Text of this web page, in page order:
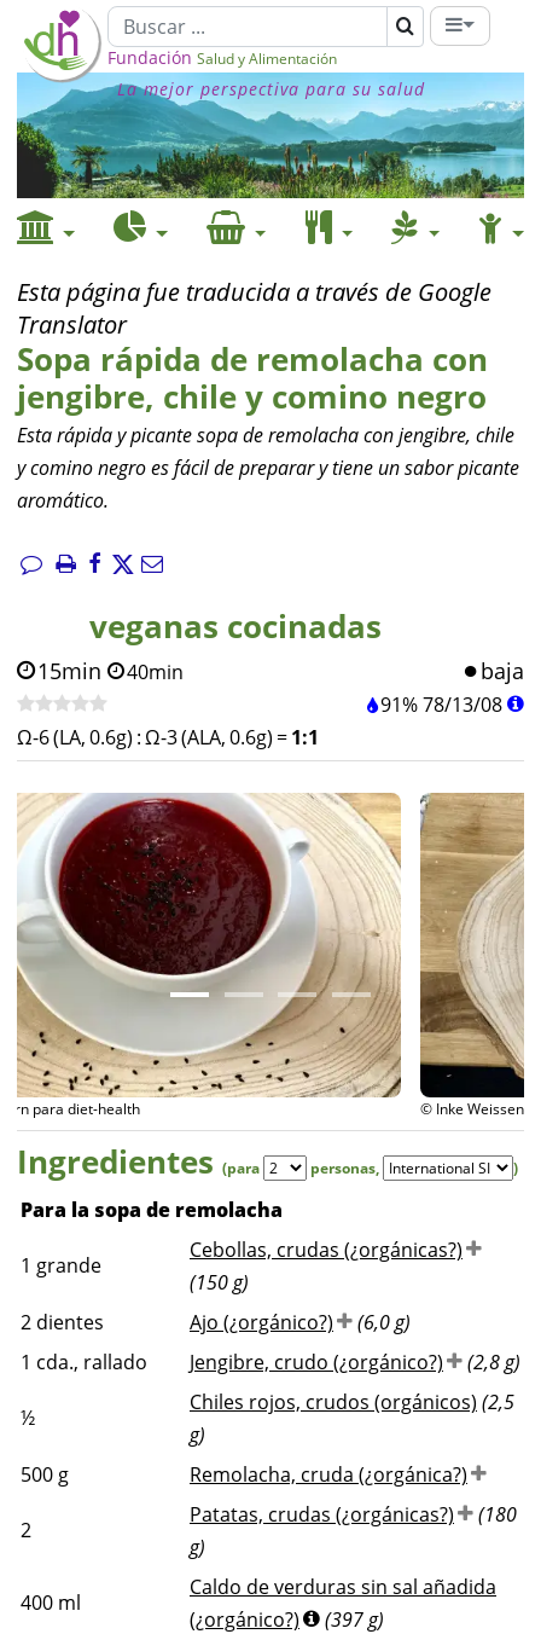
Fundación Salud y Alimentación
La mejor perspectiva para su salud
Esta página fue traducida a través de Google
Translator
Sopa rápida de remolacha con
jengibre, chile y comino negro
Esta rápida y picante sopa de remolacha con jengibre, chile
y comino negro es fácil de preparar y tiene un sabor picante
aromático.
veganas cocinadas
15min 40min baja
91%78/13/08
Ω-6 (LA, 0.6g) :Ω-3 (ALA, 0.6g) =1:1
© Inke Weissenborn para diet-health
Ingredientes (para personas, )
Para la sopa de remolacha
1 grande
Cebollas, crudas (¿orgánicas?)
(150 g)
2 dientes Ajo (¿orgánico?)
(6,0 g)
1 cda., rallado Jengibre, crudo (¿orgánico?) (2,8 g)
½
Chiles rojos, crudos (orgánicos) (2,5
g)
500 g Remolacha, cruda (¿orgánica?)
2
Patatas, crudas (¿orgánicas?)
(180
g)
400 ml
Caldo de verduras sin sal añadida
(¿orgánico?)
(397 g)